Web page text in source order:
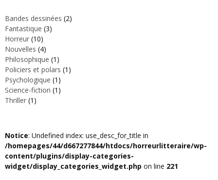
Bandes dessinées (2)
Fantastique (3)
Horreur (10)
Nouvelle‎s (4)
Philosophique (1)
Policiers et polars (1)
Psychologique (1)
Science-fiction (1)
Thriller (1)
Notice: Undefined index: use_desc_for_title in
/homepages/44/d667277844/htdocs/horreurlitteraire/wp-
content/plugins/display-categories-
widget/display_categories_widget.php on line 221